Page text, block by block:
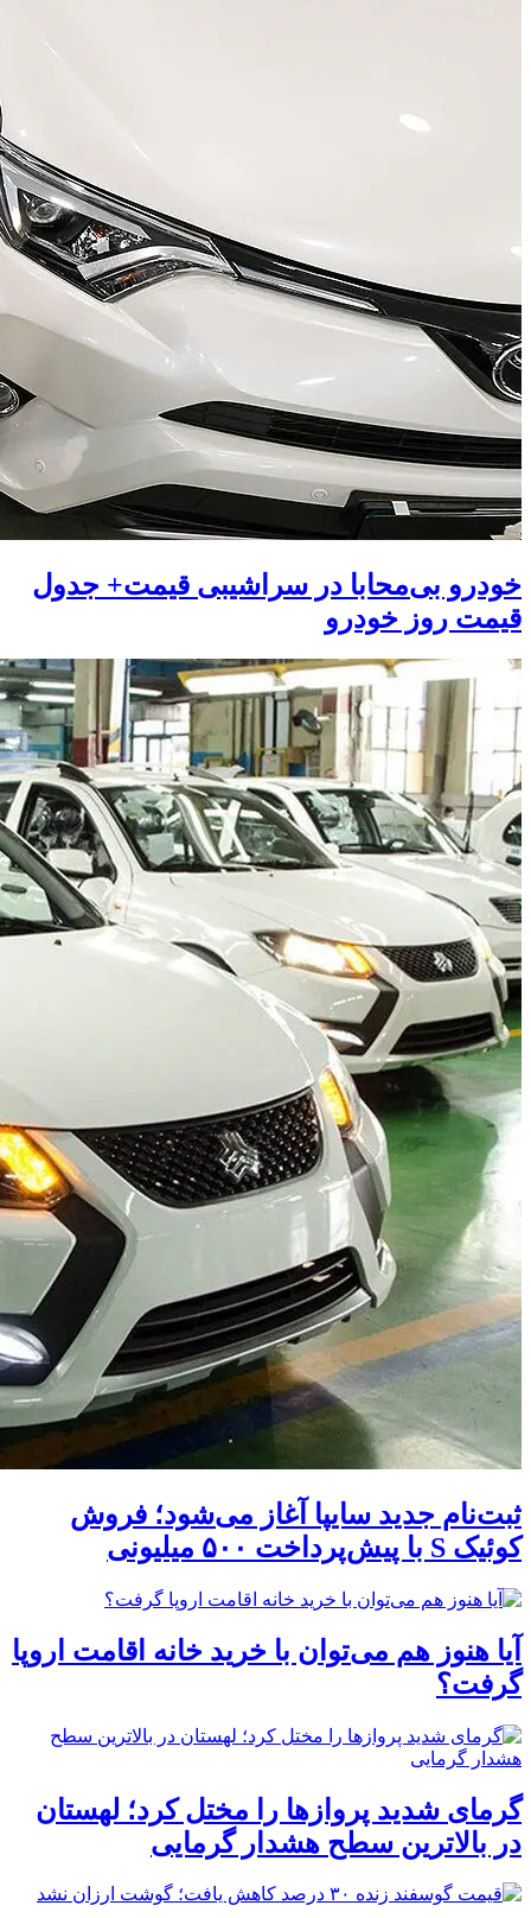
خودرو بی‌محابا در سراشیبی قیمت+ جدول
قیمت روز خودرو
ثبت‌نام جدید سایپا آغاز می‌شود؛ فروش
کوئیک S با پیش‌پرداخت ۵۰۰ میلیونی
آیا هنوز هم می‌توان با خرید خانه اقامت اروپا
گرفت؟
گرمای شدید پروازها را مختل کرد؛ لهستان
در بالاترین سطح هشدار گرمایی